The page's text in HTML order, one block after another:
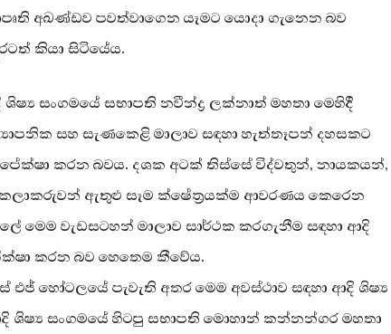
අඛණ්ඩව පවත්වාගෙන යෑමට යොදා ගැනෙන බව
කියා සිටියේය.
සංගමයේ සභාපති නවීන්ද්‍ර ලක්නාත් මහතා මෙහිදී
සහ සැණකෙළි මාලාව සඳහා හැත්තෑපන් දහසකට
කරන බවය. දශක අටක් තිස්සේ විද්වතුන්, නායකයන්,
කලාකරුවන් ඇතුළු සෑම ක්ෂේත්‍රයක්ම ආවරණය කෙරෙන
මෙම වැඩසටහන් මාලාව සාර්ථක කරගැනීම සඳහා ආදි
කරන බව හෙතෙම කීවේය.
හෝටලයේ පැවැති අතර මෙම අවස්ථාව සඳහා ආදි ශිෂ්‍ය
ශිෂ්‍ය සංගමයේ හිටපු සභාපති මොහාන් කන්නන්ගර මහතා